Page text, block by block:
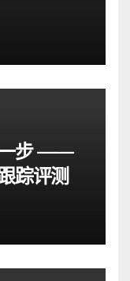
一步 ——
踪评测